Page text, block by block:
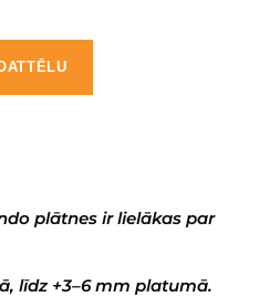
plātnes ir lielākas par
līdz +3–6 mm platumā.